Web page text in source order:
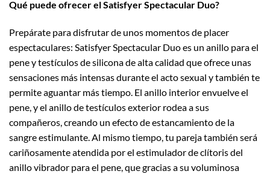
Qué puede ofrecer el Satisfyer Spectacular Duo?
Prepárate para disfrutar de unos momentos de placer
espectaculares: Satisfyer Spectacular Duo es un anillo para el
pene y testículos de silicona de alta calidad que ofrece unas
sensaciones más intensas durante el acto sexual y también te
permite aguantar más tiempo. El anillo interior envuelve el
pene, y el anillo de testículos exterior rodea a sus
compañeros, creando un efecto de estancamiento de la
sangre estimulante. Al mismo tiempo, tu pareja también será
cariñosamente atendida por el estimulador de clítoris del
anillo vibrador para el pene, que gracias a su voluminosa